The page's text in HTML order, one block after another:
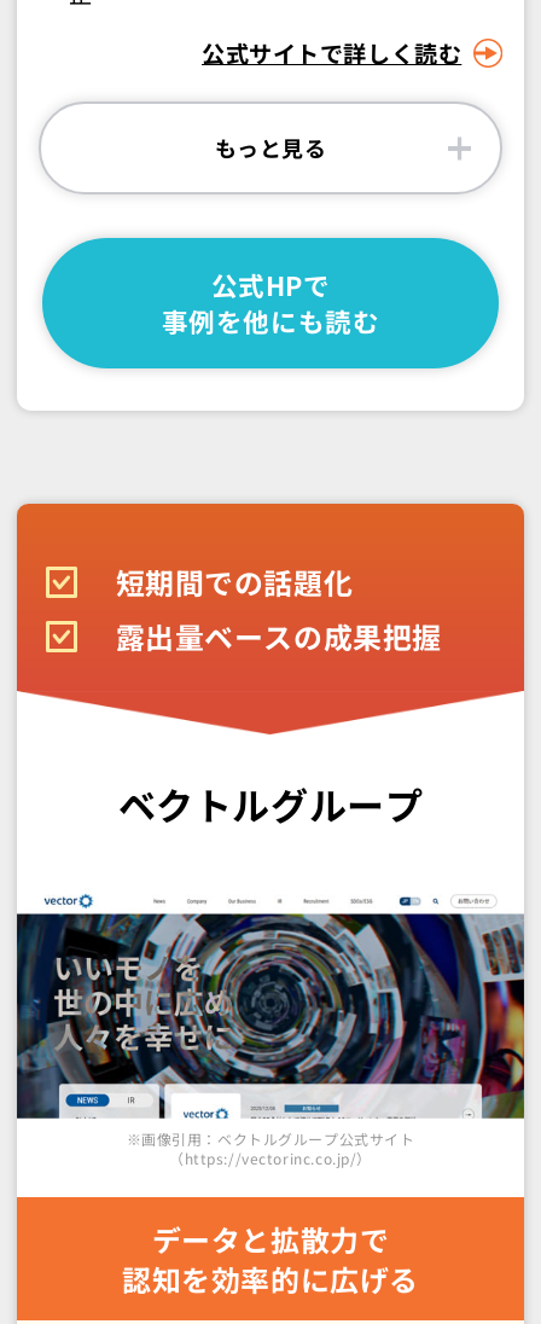
公式サイトで詳しく読む
もっと見る
公式HPで
事例を他にも読む
短期間での話題化
露出量ベースの成果把握
ベクトルグループ
※画像引用：ベクトルグループ公式サイト
（https://vectorinc.co.jp/）
データと拡散力で
認知を効率的に広げる